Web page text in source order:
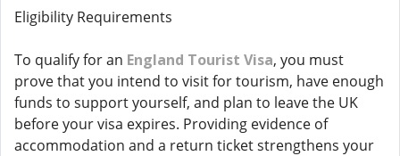
Eligibility Requirements
To qualify for an England Tourist Visa, you must
prove that you intend to visit for tourism, have enough
funds to support yourself, and plan to leave the UK
before your visa expires. Providing evidence of
accommodation and a return ticket strengthens your